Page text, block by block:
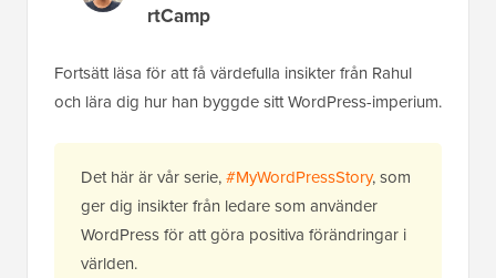
rtCamp
Fortsätt läsa för att få värdefulla insikter från Rahul
och lära dig hur han byggde sitt WordPress-imperium.
Det här är vår serie,#MyWordPressStory, som
ger dig insikter från ledare som använder
WordPress för att göra positiva förändringar i
världen.